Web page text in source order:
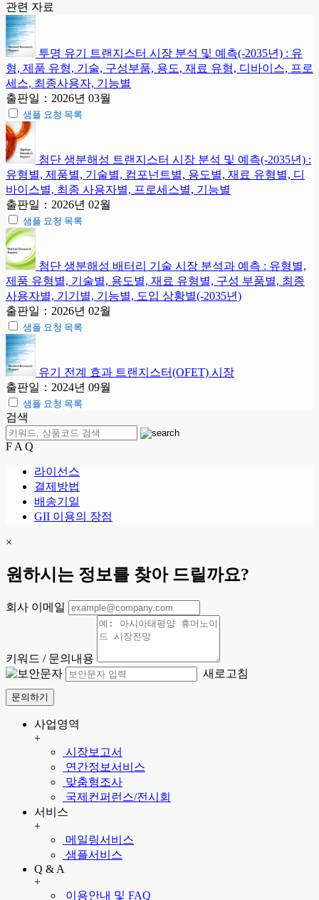
관련 자료
투명 유기 트랜지스터 시장 분석 및 예측(-2035년) : 유
형, 제품 유형, 기술, 구성부품, 용도, 재료 유형, 디바이스, 프로
세스, 최종사용자, 기능별
출판일：2026년 03월
샘플 요청 목록
첨단 생분해성 트랜지스터 시장 분석 및 예측(-2035년) :
유형별, 제품별, 기술별, 컴포넌트별, 용도별, 재료 유형별, 디
바이스별, 최종 사용자별, 프로세스별, 기능별
출판일：2026년 02월
샘플 요청 목록
첨단 생분해성 배터리 기술 시장 분석과 예측 : 유형별,
제품 유형별, 기술별, 용도별, 재료 유형별, 구성 부품별, 최종
사용자별, 기기별, 기능별, 도입 상황별(-2035년)
출판일：2026년 02월
샘플 요청 목록
유기 전계 효과 트랜지스터(OFET) 시장
출판일：2024년 09월
샘플 요청 목록
검색
F A Q
라이선스
결제방법
배송기일
GII 이용의 장점
×
원하시는 정보를 찾아 드릴까요?
회사 이메일
키워드 / 문의내용
새로고침
문의하기
사업영역
+
시장보고서
연간정보서비스
맞춤형조사
국제컨퍼런스/전시회
서비스
+
메일링서비스
샘플서비스
Q & A
+
이용안내 및 FAQ